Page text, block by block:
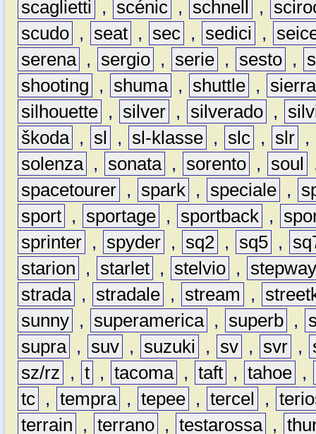
scaglietti
, scénic , schnell ,
scudo , seat , sec , sedici ,
serena , sergio , serie , sesto ,
shooting
, shuma , shuttle ,
sierra
silhouette , silver , silverado ,
škoda , sl , sl-klasse , slc , slr ,
solenza , sonata , sorento , soul
spacetourer , spark , speciale ,
sport , sportage , sportback ,
sprinter , spyder , sq2 , sq5 ,
starion
, starlet , stelvio ,
strada , stradale , stream ,
sunny , superamerica , superb ,
supra , suv , suzuki , sv , svr ,
sz/rz
, t , tacoma , taft , tahoe ,
tc , tempra , tepee , tercel ,
terrain
, terrano , testarossa ,